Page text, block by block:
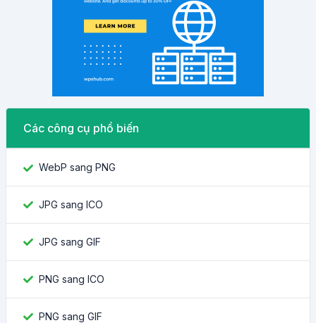
Các công cụ phổ biến
WebP sang PNG
JPG sang ICO
JPG sang GIF
PNG sang ICO
PNG sang GIF